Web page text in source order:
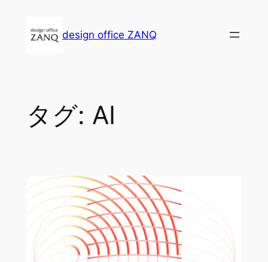
design office ZANQ
タグ: AI